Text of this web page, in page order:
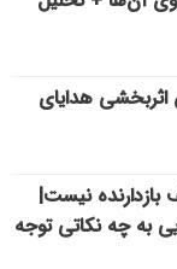
اثربخشی هدایای
بازدارنده نیست|
به چه نکاتی توجه